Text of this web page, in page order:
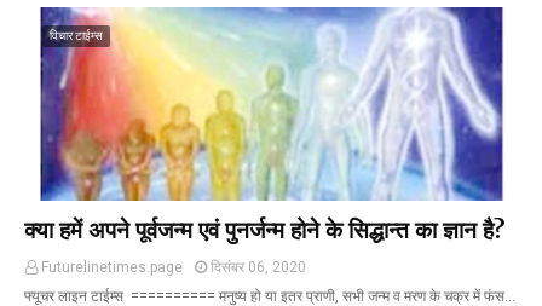
विचार टाईम्स
क्या हमें अपने पूर्वजन्म एवं पुनर्जन्म होने के सिद्धान्त का ज्ञान है?
Futurelinetimes.page
दिसंबर 06, 2020
फ्यूचर लाइन टाईम्स ========== मनुष्य हो या इतर प्राणी, सभी जन्म व मरण के चक्र में फंस…